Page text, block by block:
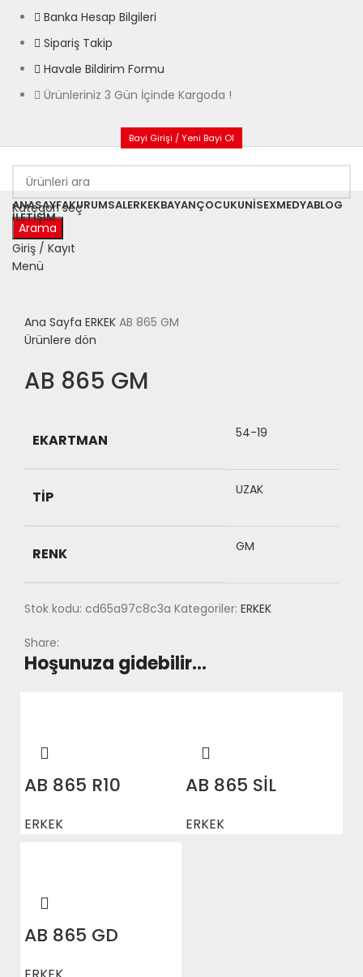
Banka Hesap Bilgileri
Sipariş Takip
Havale Bildirim Formu
Ürünleriniz 3 Gün İçinde Kargoda !
Bayi Girişi / Yeni Bayi Ol
Kategori seç
Arama
Giriş / Kayıt
Menü
ANASAYFAKURUMSALERKEKBAYANÇOCUKUNISEXMEDYABLOG
İLETIŞIM
Büyütmek için tıklayın
Ana Sayfa ERKEK AB 865 GM
Ürünlere dön
AB 865 GM
EKARTMAN 54-19
TIP UZAK
RENK GM
Stok kodu: cd65a97c8c3a Kategoriler: ERKEK
Share:
Hoşunuza gidebilir…
AB 865 R10
ERKEK
AB 865 SİL
ERKEK
AB 865 GD